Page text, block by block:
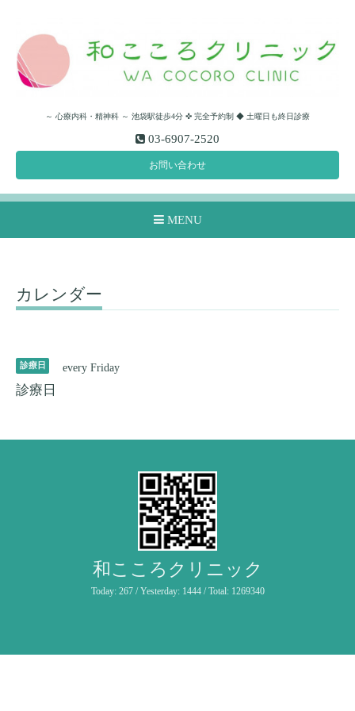
～ 心療内科・精神科 ～ 池袋駅徒歩4分 ✜ 完全予約制 ◆ 土曜日も終日診療
03-6907-2520
お問い合わせ
MENU
カレンダー
診療日 every Friday
診療日
和こころクリニック
Today: 267/ Yesterday: 1444/ Total: 1269340